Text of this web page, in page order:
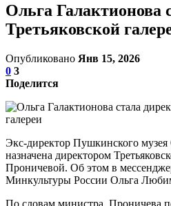
Ольга Галактионова
Третьяковской
Опубликовано Янв 15, 2026
0 3
Поделится
Экс-директор Пушкинского музея
назначена директором
Проничевой. Об этом в
Минкультуры России Ольга
По словам министра, Проничева